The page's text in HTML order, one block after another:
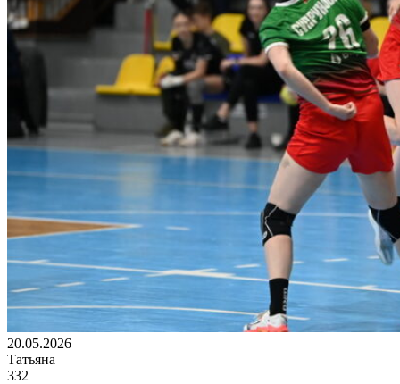
20.05.2026
Татьяна
332